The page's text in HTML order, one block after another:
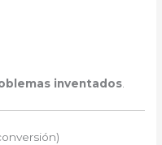
inventados.